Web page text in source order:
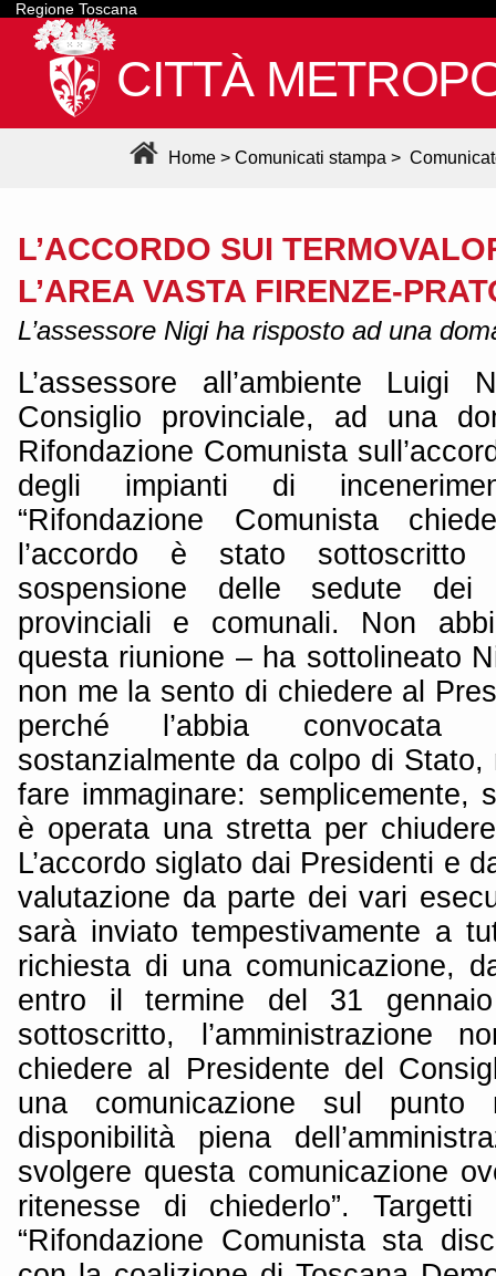
Regione Toscana
CITTÀ
Home > Comunicati stampa >
L’ACCORDO SUI
L’AREA VASTA FIRENZE-
L’assessore Nigi ha risposto ad una
L’assessore all’ambiente
Consiglio provinciale, ad una
Rifondazione Comunista
degli impianti di
“Rifondazione Comunista
l’accordo è stato
sospensione delle sedute dei
provinciali e comunali. Non
questa riunione – ha sottolineato
non me la sento di chiedere al
perché l’abbia
sostanzialmente da colpo di
fare immaginare: semplicemente,
è operata una stretta per
L’accordo siglato dai Presidenti e
valutazione da parte dei vari
sarà inviato tempestivamente a
richiesta di una comunicazione,
entro il termine del 31 gennaio
sottoscritto, l’amministrazione
chiedere al Presidente del
una comunicazione sul punto
disponibilità piena
svolgere questa comunicazione
ritenesse di chiederlo”.
“Rifondazione Comunista sta